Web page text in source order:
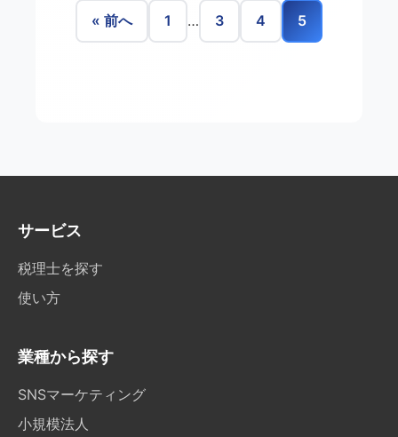
« 前へ 1 … 3 4 5
サービス
税理士を探す
使い方
業種から探す
SNSマーケティング
小規模法人